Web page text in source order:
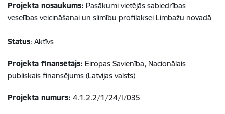
Projekta nosaukums: Pasākumi vietējās sabiedrības
veselības veicināšanai un slimību profilaksei Limbažu novadā
Status: Aktīvs
Projekta finansētājs: Eiropas Savienība, Nacionālais
publiskais finansējums (Latvijas valsts)
Projekta numurs: 4.1.2.2/1/24/I/035